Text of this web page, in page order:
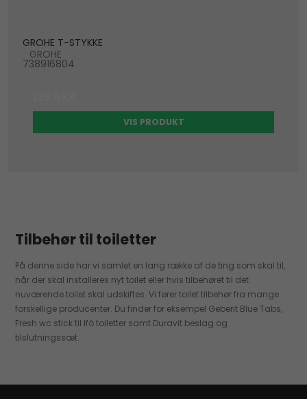
GROHE T-STYKKE
GROHE
738916804
VIS PRODUKT
Tilbehør til toiletter
På denne side har vi samlet en lang række af de ting som skal til,
når der skal installeres nyt toilet eller hvis tilbehøret til det
nuværende toilet skal udskiftes. Vi fører toilet tilbehør fra mange
forskellige producenter. Du finder for eksempel Geberit Blue Tabs,
Fresh wc stick til Ifö toiletter samt Duravit beslag og
tilslutningssæt.